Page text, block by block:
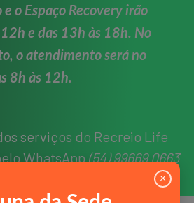
o Espaço Recovery irão
e das 13h às 18h. No
o atendimento será no
8h às 12h.
serviços do Recreio Life
WhatsApp(54) 99669 0663
×